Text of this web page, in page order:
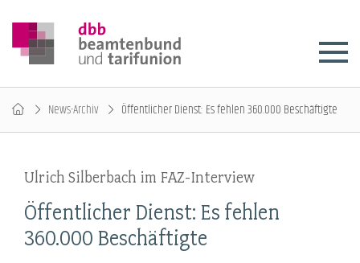
News-Archiv Öffentlicher Dienst: Es fehlen 360.000 Beschäftigte
Ulrich Silberbach im FAZ-Interview
Öffentlicher Dienst: Es fehlen
360.000 Beschäftigte